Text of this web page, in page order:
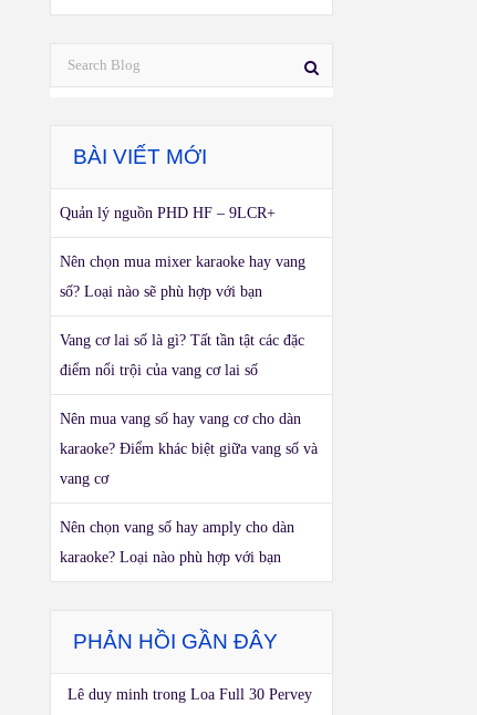
BÀI VIẾT MỚI
Quản lý nguồn PHD HF – 9LCR+
Nên chọn mua mixer karaoke hay vang
số? Loại nào sẽ phù hợp với bạn
Vang cơ lai số là gì? Tất tần tật các đặc
điểm nổi trội của vang cơ lai số
Nên mua vang số hay vang cơ cho dàn
karaoke? Điểm khác biệt giữa vang số và
vang cơ
Nên chọn vang số hay amply cho dàn
karaoke? Loại nào phù hợp với bạn
PHẢN HỒI GẦN ĐÂY
Lê duy minh trongLoa Full 30 Pervey